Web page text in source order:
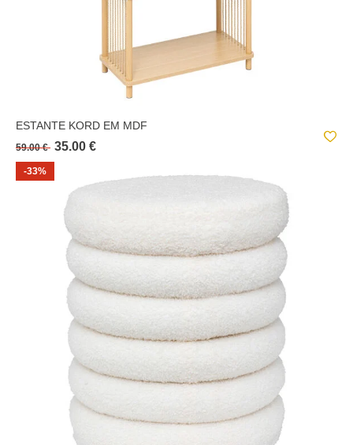
ESTANTE KORD EM MDF
59.00 € 35.00 €
-33%